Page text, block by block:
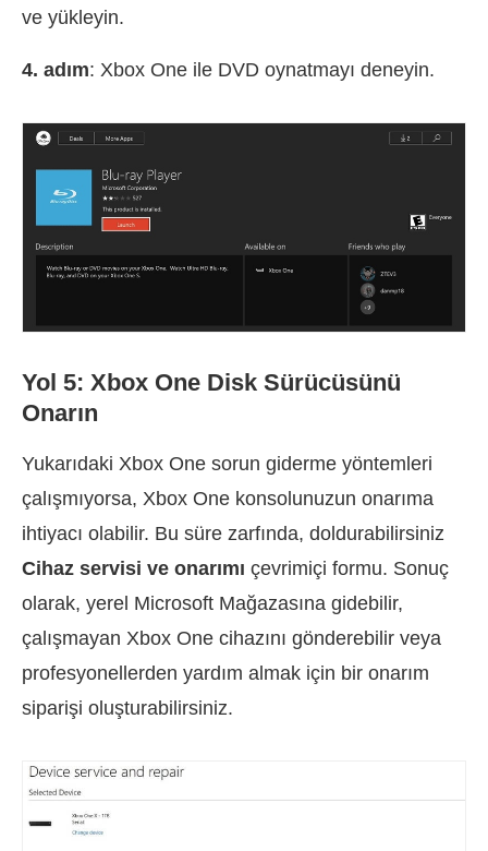
ve yükleyin.
4. adım: Xbox One ile DVD oynatmayı deneyin.
Yol 5: Xbox One Disk Sürücüsünü
Onarın
Yukarıdaki Xbox One sorun giderme yöntemleri
çalışmıyorsa, Xbox One konsolunuzun onarıma
ihtiyacı olabilir. Bu süre zarfında, doldurabilirsiniz
Cihaz servisi ve onarımı çevrimiçi formu. Sonuç
olarak, yerel Microsoft Mağazasına gidebilir,
çalışmayan Xbox One cihazını gönderebilir veya
profesyonellerden yardım almak için bir onarım
siparişi oluşturabilirsiniz.